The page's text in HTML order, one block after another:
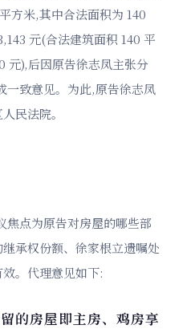
方米,其中合法面积为 140
元(合法建筑面积 140 平
元),后因原告徐志凤主张分
一致意见。为此,原告徐志凤
民法院。
焦点为原告对房屋的哪些部
承权份额、徐家根立遗嘱处
。代理意见如下:
的房屋即主房、鸡房享